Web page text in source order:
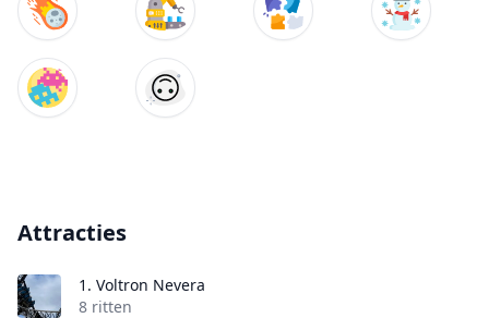
Attracties
1. Voltron Nevera
8 ritten